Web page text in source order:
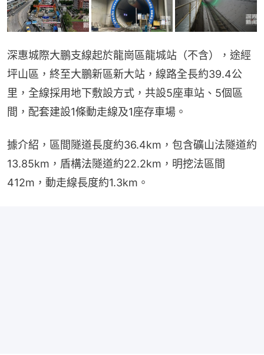
深惠城際大鵬支線起於龍崗區龍城站（不含），途經
坪山區，終至大鵬新區新大站，線路全長約39.4公
里，全線採用地下敷設方式，共設5座車站、5個區
間，配套建設1條動走線及1座存車場。
據介紹，區間隧道長度約36.4km，包含礦山法隧道約
13.85km，盾構法隧道約22.2km，明挖法區間
412m，動走線長度約1.3km。